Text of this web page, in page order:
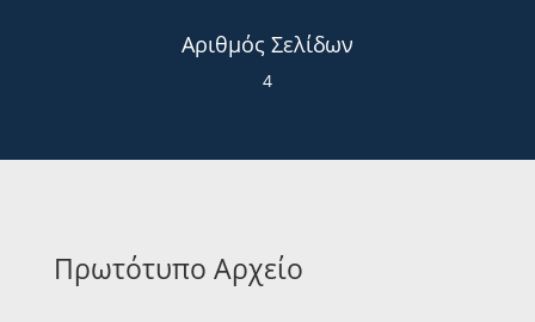
Αριθμός Σελίδων
4
Πρωτότυπο Αρχείο